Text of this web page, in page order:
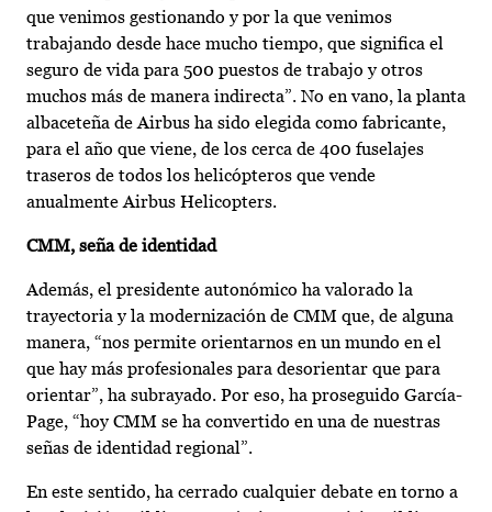
que venimos gestionando y por la que venimos
trabajando desde hace mucho tiempo, que significa el
seguro de vida para 500 puestos de trabajo y otros
muchos más de manera indirecta”. No en vano, la planta
albaceteña de Airbus ha sido elegida como fabricante,
para el año que viene, de los cerca de 400 fuselajes
traseros de todos los helicópteros que vende
anualmente Airbus Helicopters.
CMM, seña de identidad
Además, el presidente autonómico ha valorado la
trayectoria y la modernización de CMM que, de alguna
manera, “nos permite orientarnos en un mundo en el
que hay más profesionales para desorientar que para
orientar”, ha subrayado. Por eso, ha proseguido García-
Page, “hoy CMM se ha convertido en una de nuestras
señas de identidad regional”.
En este sentido, ha cerrado cualquier debate en torno a